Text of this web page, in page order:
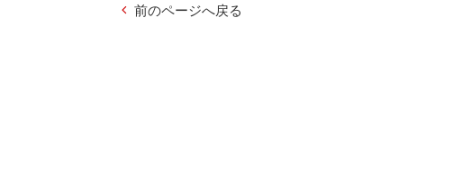
前のページへ戻る